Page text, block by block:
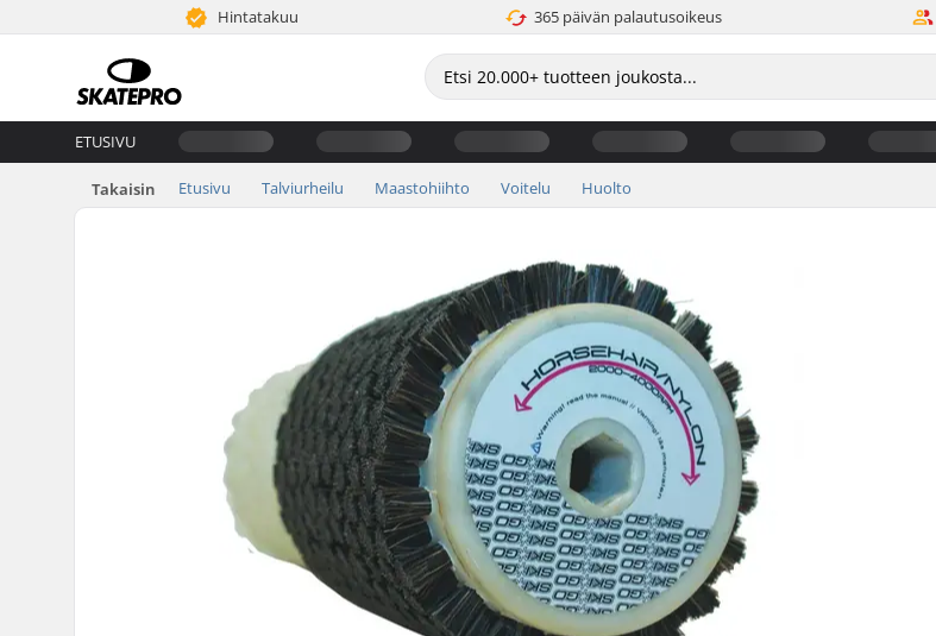
Hintatakuu 365 päivän palautusoikeus
ETUSIVU
Takaisin Etusivu Talviurheilu Maastohiihto Voitelu Huolto